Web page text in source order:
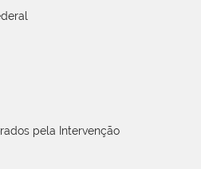
pela Intervenção